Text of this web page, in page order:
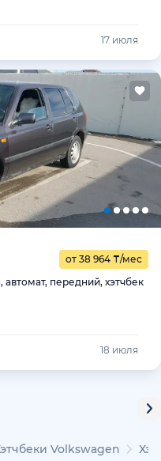
17 июля
от 38 964 ₸/мес
передний, хэтчбек
18 июля
Volkswagen